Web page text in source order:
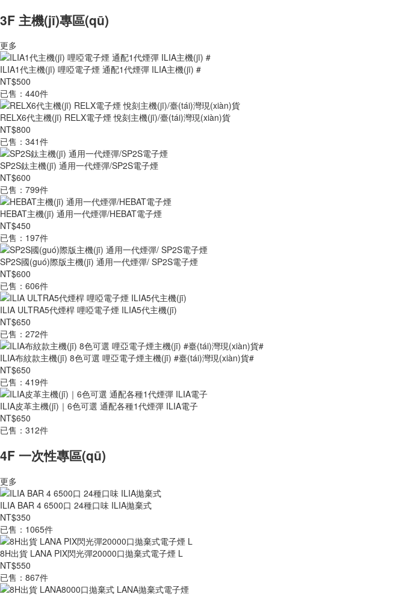
3F 主機(jī)專區(qū)
更多
ILIA1代主機(jī) 哩啞電子煙 通配1代煙彈 ILIA主機(jī) #
NT$500
已售：440件
RELX6代主機(jī) RELX電子煙 悅刻主機(jī)/臺(tái)灣現(xiàn)貨
NT$800
已售：341件
SP2S鈦主機(jī) 通用一代煙彈/SP2S電子煙
NT$600
已售：799件
HEBAT主機(jī) 通用一代煙彈/HEBAT電子煙
NT$450
已售：197件
SP2S國(guó)際版主機(jī) 通用一代煙彈/ SP2S電子煙
NT$600
已售：606件
ILIA ULTRA5代煙桿 哩啞電子煙 ILIA5代主機(jī)
NT$650
已售：272件
ILIA布紋款主機(jī) 8色可選 哩亞電子煙主機(jī) #臺(tái)灣現(xiàn)貨#
NT$650
已售：419件
ILIA皮革主機(jī)｜6色可選 通配各種1代煙彈 ILIA電子
NT$650
已售：312件
4F 一次性專區(qū)
更多
ILIA BAR 4 6500口 24種口味 ILIA拋棄式
NT$350
已售：1065件
8H出貨 LANA PIX閃光彈20000口拋棄式電子煙 L
NT$550
已售：867件